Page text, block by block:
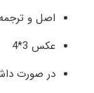
اصل و
عکس 3*4
در صورت